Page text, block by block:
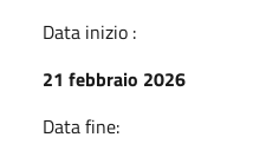
Data inizio :
21 febbraio 2026
Data fine: